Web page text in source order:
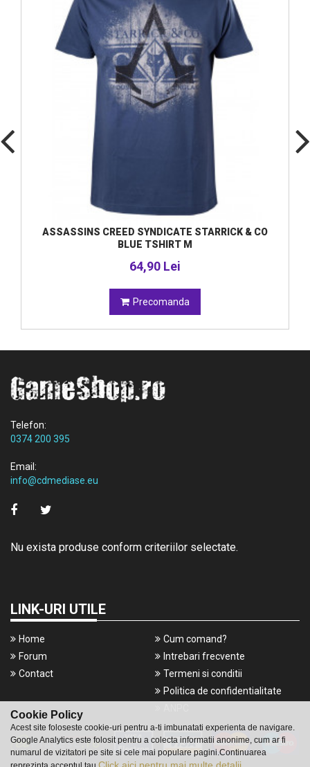
Cookie Policy
Acest site foloseste cookie-uri pentru a-ti imbunatati experienta de navigare.
Google Analytics este folosit pentru a colecta informatii anonime, cum ar fi
numarul de vizitatori pe site si cele mai populare pagini.Continuarea
ASSASSINS CREED SYNDICATE STARRICK & CO
BLUE TSHIRT M
64,90 Lei
Precomanda
Telefon:
0374 200 395
Email:
info@cdmediase.eu
Nu exista produse conform criteriilor selectate.
LINK-URI UTILE
Home
Forum
Contact
Cum comand?
Intrebari frecvente
Termeni si conditii
Politica de confidentialitate